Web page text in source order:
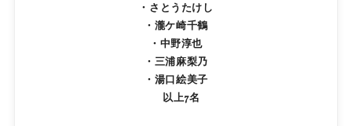
・さとうたけし
・瀧ケ崎千鶴
・中野淳也
・三浦麻梨乃
・湯口絵美子
以上7名